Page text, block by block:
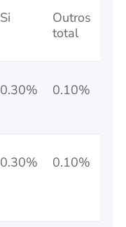
Si
Outros
total
0.30% 0.10%
0.30% 0.10%